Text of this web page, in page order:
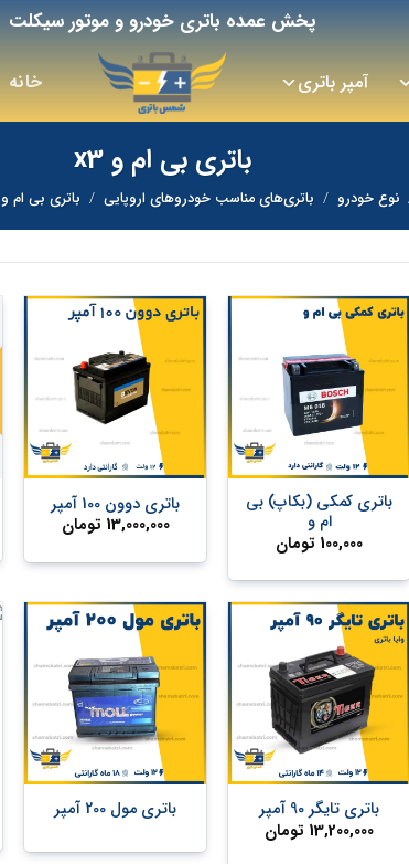
پخش عمده باتری خودرو و موتور سیکلت
آمپر باتری خانه
باتری بی ام و x3
نوع خودرو / باتری‌های مناسب خودروهای اروپایی / باتری بی ام و
+
باتری کمکی (بکاپ) بی
ام و
100,000 تومان
+
باتری دوون 100 آمپر
13,000,000 تومان
+
باتری تایگر 90 آمپر
13,200,000 تومان
+
باتری مول 200 آمپر